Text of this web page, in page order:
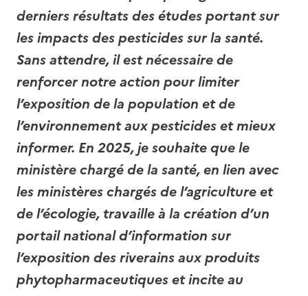
derniers résultats des études portant sur
les impacts des pesticides sur la santé.
Sans attendre, il est nécessaire de
renforcer notre action pour limiter
l’exposition de la population et de
l’environnement aux pesticides et mieux
informer. En 2025, je souhaite que le
ministère chargé de la santé, en lien avec
les ministères chargés de l’agriculture et
de l’écologie, travaille à la création d’un
portail national d’information sur
l’exposition des riverains aux produits
phytopharmaceutiques et incite au